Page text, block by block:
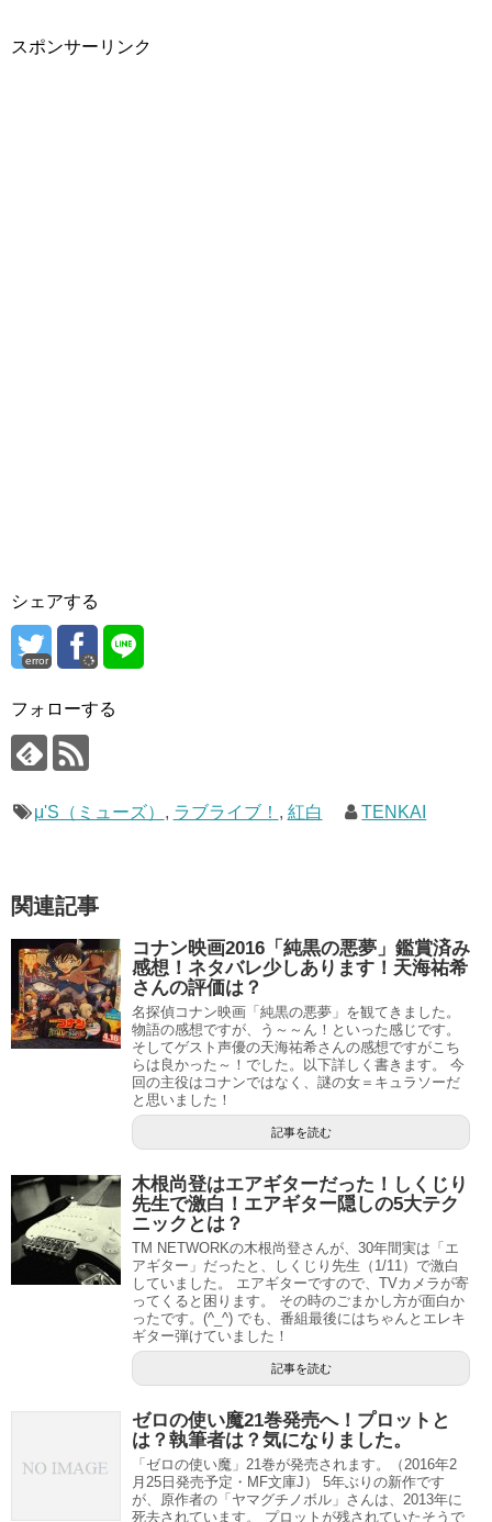
スポンサーリンク
シェアする
error
フォローする
μ'S（ミューズ） , ラブライブ！ , 紅白 TENKAI
関連記事
コナン映画2016「純黒の悪夢」鑑賞済み
感想！ネタバレ少しあります！天海祐希
さんの評価は？
名探偵コナン映画「純黒の悪夢」を観てきました。
物語の感想ですが、う～～ん！といった感じです。
そしてゲスト声優の天海祐希さんの感想ですがこち
らは良かった～！でした。以下詳しく書きます。 今
回の主役はコナンではなく、謎の女＝キュラソーだ
と思いました！
記事を読む
木根尚登はエアギターだった！しくじり
先生で激白！エアギター隠しの5大テク
ニックとは？
TM NETWORKの木根尚登さんが、30年間実は「エ
アギター」だったと、しくじり先生（1/11）で激白
していました。 エアギターですので、TVカメラが寄
ってくると困ります。 その時のごまかし方が面白か
ったです。(^_^) でも、番組最後にはちゃんとエレキ
ギター弾けていました！
記事を読む
ゼロの使い魔21巻発売へ！プロットと
は？執筆者は？気になりました。
「ゼロの使い魔」21巻が発売されます。（2016年2
月25日発売予定・MF文庫J） 5年ぶりの新作です
が、原作者の「ヤマグチノボル」さんは、2013年に
死去されています。 プロットが残されていたそうで